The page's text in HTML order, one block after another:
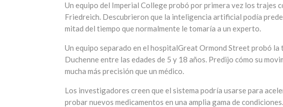
Un equipo del Imperial College probó por primera vez los trajes
Friedreich. Descubrieron que la inteligencia artificial podía
mitad del tiempo que normalmente le tomaría a un experto.
Un equipo separado en el hospitalGreat Ormond Street probó
Duchenne entre las edades de 5 y 18 años. Predijo cómo su
mucha más precisión que un médico.
Los investigadores creen que el sistema podría usarse para
probar nuevos medicamentos en una amplia gama de condiciones.